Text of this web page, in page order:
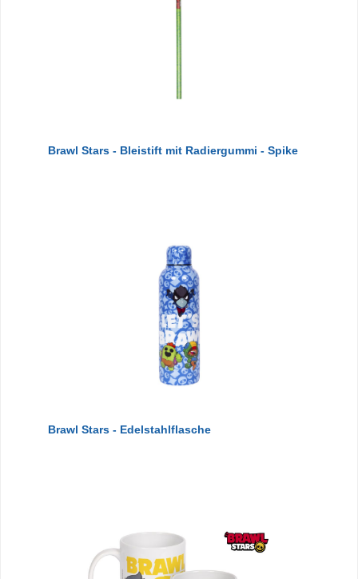
Brawl Stars - Bleistift mit Radiergummi - Spike
Brawl Stars - Edelstahlflasche